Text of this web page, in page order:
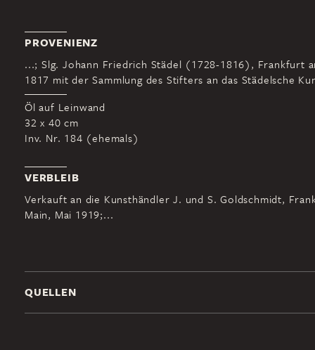
PROVENIENZ
...; Slg. Johann Friedrich Städel (1728-1816), Frankfurt
1817 mit der Sammlung des Stifters an das Städelsche
Öl auf Leinwand
32 x 40 cm
Inv. Nr. 184 (ehemals)
VERBLEIB
Verkauft an die Kunsthändler J. und S. Goldschmidt,
Main, Mai 1919;...
QUELLEN